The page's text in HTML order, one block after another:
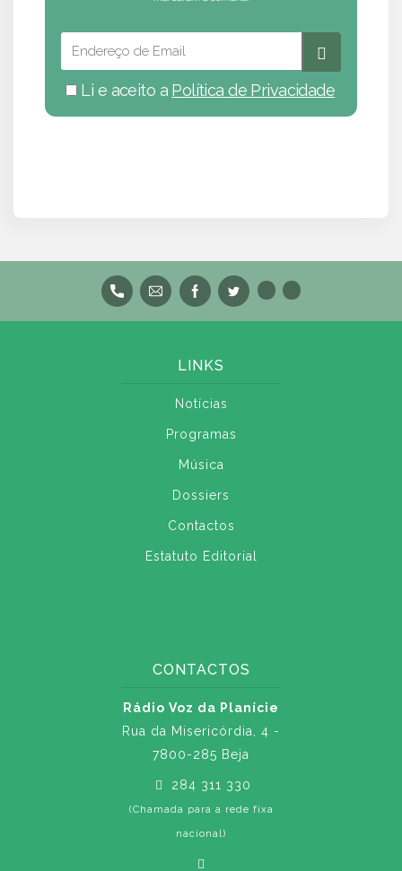
Li e aceito a Política de Privacidade
LINKS
Notícias
Programas
Música
Dossiers
Contactos
Estatuto Editorial
CONTACTOS
Rádio Voz da Planície
Rua da Misericórdia, 4 -
7800-285 Beja
284 311 330
(Chamada para a rede fixa
nacional)